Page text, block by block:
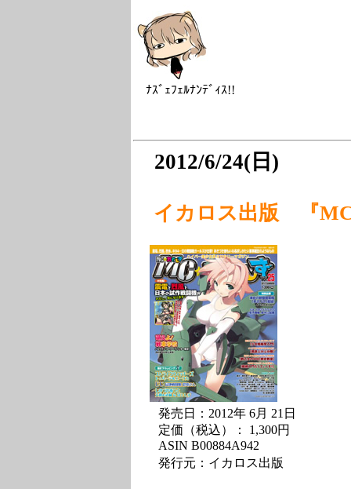
ﾅｽﾞｪﾌｪﾙﾅﾝﾃﾞｨｽ!!
2012/6/24(日)
イカロス出版 『
発売日：2012年 6月 21日
定価（税込）： 1,300円
ASIN B00884A942
発行元：イカロス出版